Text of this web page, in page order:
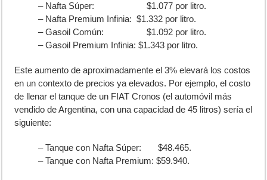
– Nafta Súper: $1.077 por litro.
– Nafta Premium Infinia: $1.332 por litro.
– Gasoil Común: $1.092 por litro.
– Gasoil Premium Infinia: $1.343 por litro.
Este aumento de aproximadamente el 3% elevará los costos
en un contexto de precios ya elevados. Por ejemplo, el costo
de llenar el tanque de un FIAT Cronos (el automóvil más
vendido de Argentina, con una capacidad de 45 litros) sería el
siguiente:
– Tanque con Nafta Súper: $48.465.
– Tanque con Nafta Premium: $59.940.